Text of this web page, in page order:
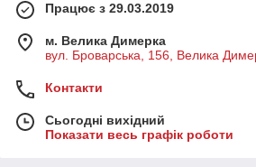
Працює з 29.03.2019
м. Велика Димерка
вул. Броварська, 156, Велика
Контакти
Сьогодні вихідний
Показати весь графік роботи